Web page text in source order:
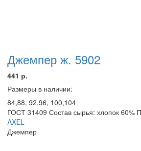
Джемпер ж. 5902
441 р.
Размеры в наличии:
84,88, 92,96, 100,104
ГОСТ 31409 Состав сырья: хлопок 60%
AXEL
Джемпер